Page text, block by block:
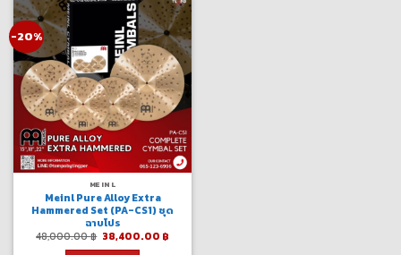
-20%
MEINL
Meinl Pure Alloy Extra
Hammered Set (PA-CS1) ชุด
ฉาบโปร
48,000.00฿ Original
price
38,400.00 ฿Current